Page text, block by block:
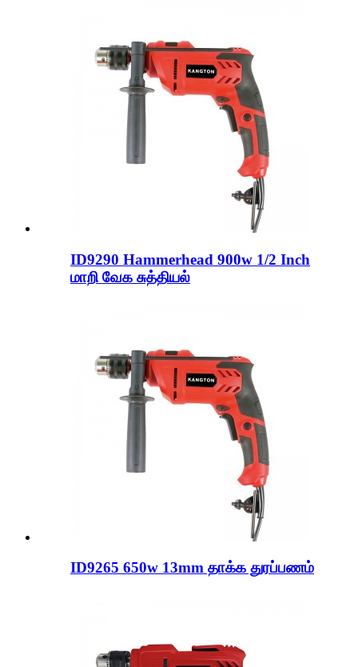
ID9290 Hammerhead 900w 1/2 Inch
மாறி வேக சுத்தியல்
ID9265 650w 13mm தாக்க துரப்பணம்